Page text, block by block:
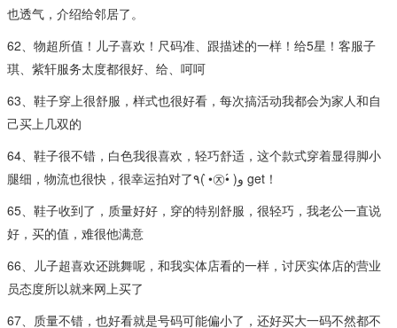
也透气，介绍给邻居了。
62、物超所值！儿子喜欢！尺码准、跟描述的一样！给5星！客服子
琪、紫轩服务太度都很好、给、呵呵
63、鞋子穿上很舒服，样式也很好看，每次搞活动我都会为家人和自
己买上几双的
64、鞋子很不错，白色我很喜欢，轻巧舒适，这个款式穿着显得脚小
腿细，物流也很快，很幸运拍对了٩( •̀㉨•́ )و get！
65、鞋子收到了，质量好好，穿的特别舒服，很轻巧，我老公一直说
好，买的值，难很他满意
66、儿子超喜欢还跳舞呢，和我实体店看的一样，讨厌实体店的营业
员态度所以就来网上买了
67、质量不错，也好看就是号码可能偏小了，还好买大一码不然都不